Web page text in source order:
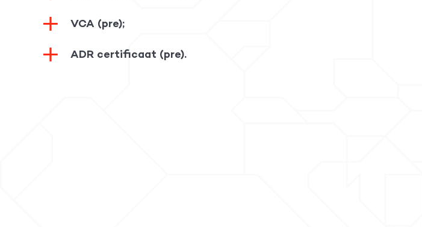
VCA (pre);
ADR certificaat (pre).